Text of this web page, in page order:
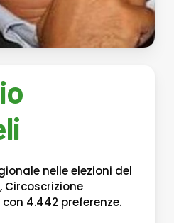
nelle elezioni del
Circoscrizione
4.442 preferenze.